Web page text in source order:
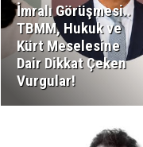
İmralı Görüşmesi..
TBMM, Hukuk ve
Kürt Meselesine
Dair Dikkat Çeken
Vurgular!